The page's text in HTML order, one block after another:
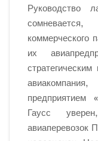
Руководство
коммерческого
их
предприятием
Гаусс
авиаперевозок